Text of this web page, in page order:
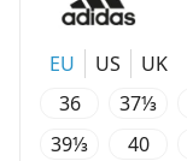
EU US
UK
36
37⅓
39⅓
40